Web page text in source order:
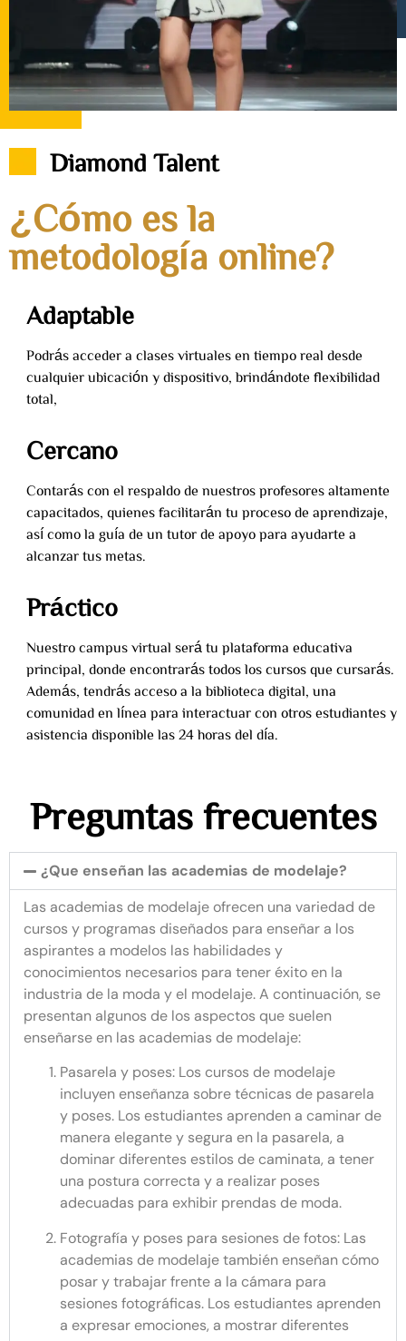
Diamond Talent
¿Cómo es la
metodología online?
Adaptable
Podrás acceder a clases virtuales en tiempo real desde
cualquier ubicación y dispositivo, brindándote flexibilidad
total,
Cercano
Contarás con el respaldo de nuestros profesores altamente
capacitados, quienes facilitarán tu proceso de aprendizaje,
así como la guía de un tutor de apoyo para ayudarte a
alcanzar tus metas.
Práctico
Nuestro campus virtual será tu plataforma educativa
principal, donde encontrarás todos los cursos que cursarás.
Además, tendrás acceso a la biblioteca digital, una
comunidad en línea para interactuar con otros estudiantes y
asistencia disponible las 24 horas del día.
Preguntas frecuentes
¿Que enseñan las academias de modelaje?
Las academias de modelaje ofrecen una variedad de
cursos y programas diseñados para enseñar a los
aspirantes a modelos las habilidades y
conocimientos necesarios para tener éxito en la
industria de la moda y el modelaje. A continuación, se
presentan algunos de los aspectos que suelen
enseñarse en las academias de modelaje:
Pasarela y poses: Los cursos de modelaje
incluyen enseñanza sobre técnicas de pasarela
y poses. Los estudiantes aprenden a caminar de
manera elegante y segura en la pasarela, a
dominar diferentes estilos de caminata, a tener
una postura correcta y a realizar poses
adecuadas para exhibir prendas de moda.
Fotografía y poses para sesiones de fotos: Las
academias de modelaje también enseñan cómo
posar y trabajar frente a la cámara para
sesiones fotográficas. Los estudiantes aprenden
a expresar emociones, a mostrar diferentes